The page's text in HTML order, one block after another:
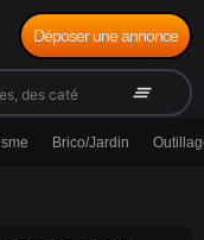
clear_all
Déposer une annonce
Brico/Jardin